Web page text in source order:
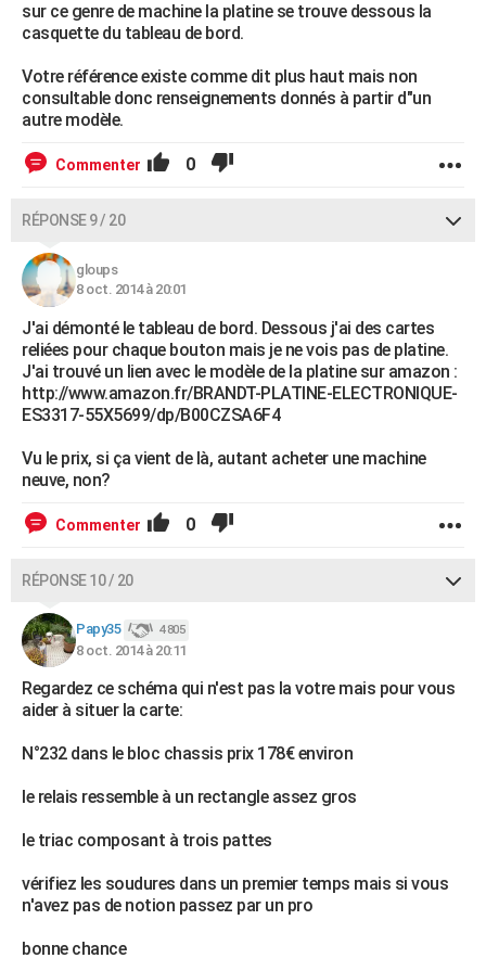
sur ce genre de machine la platine se trouve dessous la
casquette du tableau de bord.
Votre référence existe comme dit plus haut mais non
consultable donc renseignements donnés à partir d"un
autre modèle.
Commenter 0
RÉPONSE 9 / 20
gloups
8 oct. 2014 à 20:01
J'ai démonté le tableau de bord. Dessous j'ai des cartes
reliées pour chaque bouton mais je ne vois pas de platine.
J'ai trouvé un lien avec le modèle de la platine sur amazon :
http://www.amazon.fr/BRANDT-PLATINE-ELECTRONIQUE-
ES3317-55X5699/dp/B00CZSA6F4
Vu le prix, si ça vient de là, autant acheter une machine
neuve, non?
Commenter 0
RÉPONSE 10 / 20
Papy35 4 805
8 oct. 2014 à 20:11
Regardez ce schéma qui n'est pas la votre mais pour vous
aider à situer la carte:
N°232 dans le bloc chassis prix 178€ environ
le relais ressemble à un rectangle assez gros
le triac composant à trois pattes
vérifiez les soudures dans un premier temps mais si vous
n'avez pas de notion passez par un pro
bonne chance